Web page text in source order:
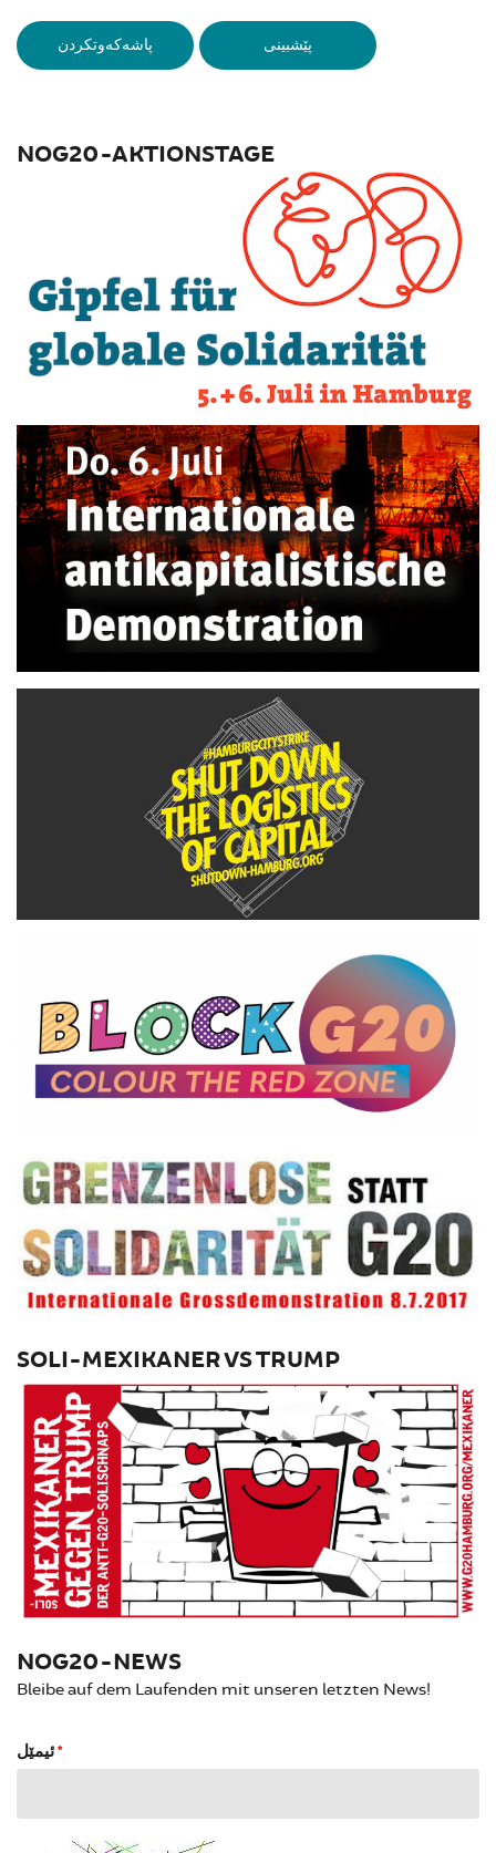
VERTICAL TABS
NOG20-AKTIONSTAGE
SOLI-MEXIKANER VS TRUMP
NOG20-NEWS
Bleibe auf dem Laufenden mit unseren letzten News!
*